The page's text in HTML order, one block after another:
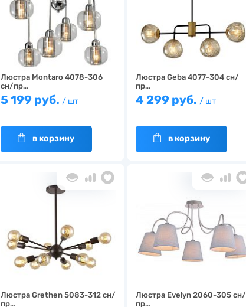
Люстра Montaro 4078-306
сн/пр…
5 199 руб. / шт
в корзину
Люстра Geba 4077-304 сн/
пр…
4 299 руб. / шт
в корзину
Люстра Grethen 5083-312 сн/
пр…
Люстра Evelyn 2060-305 сн/
пр…